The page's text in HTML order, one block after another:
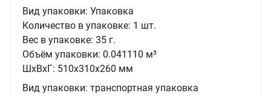
Вид упаковки: Упаковка
Количество в упаковке: 1 шт.
Вес в упаковке: 35 г.
Объём упаковки: 0.041110 м³
ШxВxГ: 510x310x260 мм
Вид упаковки: транспортная упаковка